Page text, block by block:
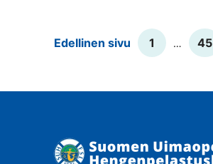
Edellinen sivu 1 … 45